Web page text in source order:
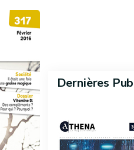
Dernières